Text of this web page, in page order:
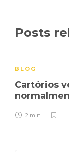
Posts
BLOG
Cartórios
2 min